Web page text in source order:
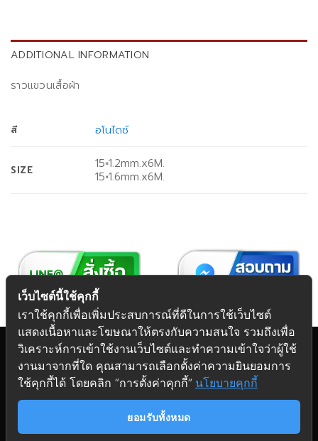
ADDITIONAL INFORMATION
ราวแขวนเสื้อผ้า
สี อโนไดซ์
SIZE
15×1.2mm.x6M.
15×1.6mm.x6M.
Copyright 2026 © Futuretech Intermarketing Co., Ltd.
ศูนย์รวมอุปกรณ์เฟอร์นิเจอร์ครบวงจร
เว็บไซต์นี้ใช้คุกกี้
เราใช้คุกกี้เพื่อเพิ่มประสบการณ์ที่ดีในการใช้เว็บไซต์
แสดงเนื้อหาและโฆษณาให้ตรงกับความสนใจ รวมถึงเพื่อ
วิเคราะห์การเข้าใช้งานเว็บไซต์และทำความเข้าใจว่าผู้ใช้
งานมาจากที่ใด คุณสามารถเลือกตั้งค่าความยินยอมการ
ใช้คุกกี้ได้ โดยคลิก “การตั้งค่าคุกกี้” นโยบายคุกกี้
ยอมรับทั้งหมด